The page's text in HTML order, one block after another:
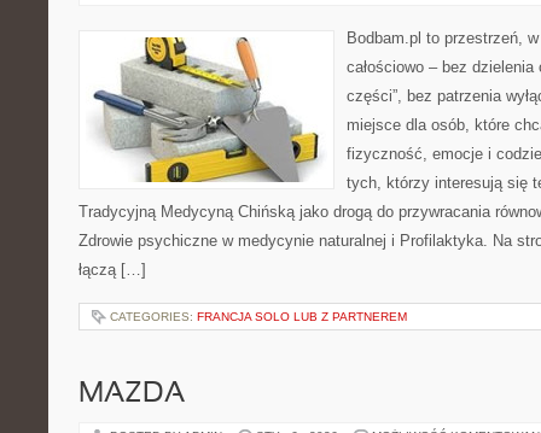
Bodbam.pl to przestrzeń,
całościowo – bez dzielenia
części”, bez patrzenia
miejsce dla osób, które
fizyczność, emocje i
tych, którzy interesują się
Tradycyjną Medycyną Chińską jako drogą do przywracania
Zdrowie psychiczne w medycynie naturalnej i Profilaktyka. Na
łączą […]
CATEGORIES: FRANCJA SOLO LUB Z PARTNEREM
MAZDA